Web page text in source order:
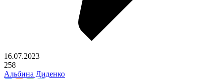
16.07.2023
258
Альбина Диденко